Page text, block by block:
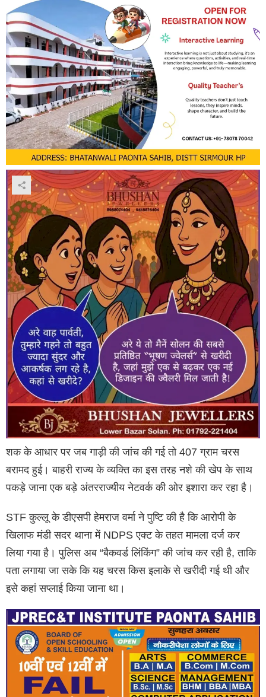
शक के आधार पर जब गाड़ी की जांच की गई तो 407 ग्राम चरस
बरामद हुई। बाहरी राज्य के व्यक्ति का इस तरह नशे की खेप के साथ
पकड़े जाना एक बड़े अंतरराज्यीय नेटवर्क की ओर इशारा कर रहा है।
STF कुल्लू के डीएसपी हेमराज वर्मा ने पुष्टि की है कि आरोपी के
खिलाफ मंडी सदर थाना में NDPS एक्ट के तहत मामला दर्ज कर
लिया गया है। पुलिस अब “बैकवर्ड लिंकिंग” की जांच कर रही है, ताकि
पता लगाया जा सके कि यह चरस किस इलाके से खरीदी गई थी और
इसे कहां सप्लाई किया जाना था।